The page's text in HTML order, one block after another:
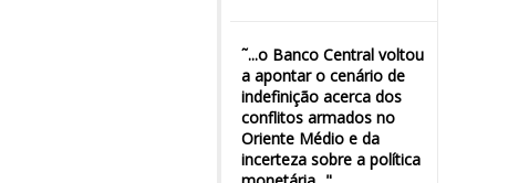
˜...o Banco Central voltou
a apontar o cenário de
indefinição acerca dos
conflitos armados no
Oriente Médio e da
incerteza sobre a política